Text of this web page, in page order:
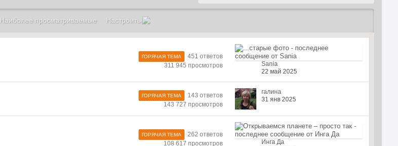
Наиболее просматриваемые Настроить
ГОРЯЧАЯ ТЕМА
451 ответов
311 945 просмотров
Sania
22 май 2025
ГОРЯЧАЯ ТЕМА
143 ответов
143 727 просмотров
галина
31 янв 2025
ГОРЯЧАЯ ТЕМА
262 ответов
108 617 просмотров
Инга Да